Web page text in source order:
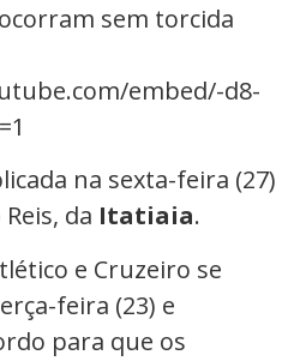
sem torcida
embed/-d8-
na sexta-feira (27)
da Itatiaia.
e Cruzeiro se
feira (23) e
para que os